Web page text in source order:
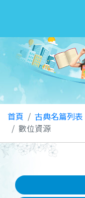
首頁 古典名篇列表
數位資源